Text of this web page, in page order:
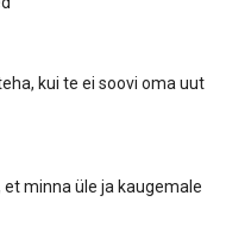
kui te ei soovi oma uut
et minna üle ja kaugemale